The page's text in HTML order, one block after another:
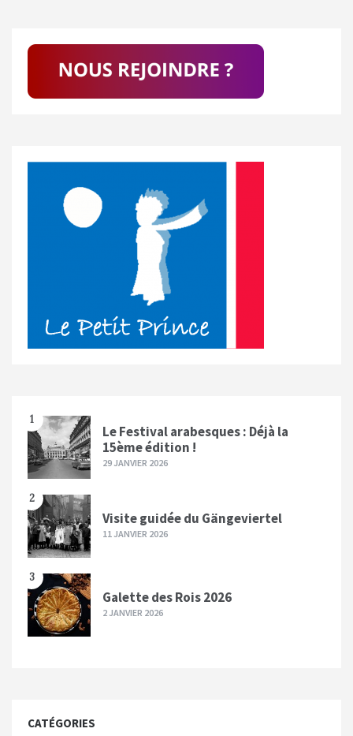
1
Le Festival arabesques : Déjà la
15ème édition !
29 JANVIER 2026
2
Visite guidée du Gängeviertel
11 JANVIER 2026
3
Galette des Rois 2026
2 JANVIER 2026
CATÉGORIES